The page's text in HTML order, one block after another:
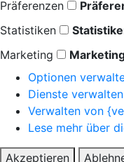
Präferenzen
Statistiken
Marketing
Optionen
Dienste verwalten
Verwalten von
Lese mehr über
Akzeptieren